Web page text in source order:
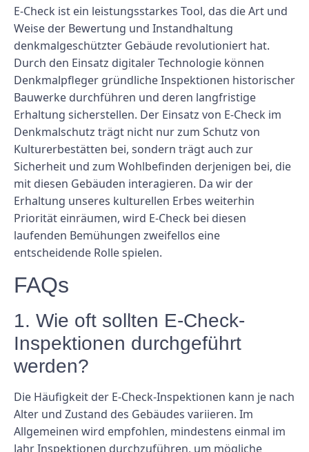
E-Check ist ein leistungsstarkes Tool, das die Art und
Weise der Bewertung und Instandhaltung
denkmalgeschützter Gebäude revolutioniert hat.
Durch den Einsatz digitaler Technologie können
Denkmalpfleger gründliche Inspektionen historischer
Bauwerke durchführen und deren langfristige
Erhaltung sicherstellen. Der Einsatz von E-Check im
Denkmalschutz trägt nicht nur zum Schutz von
Kulturerbestätten bei, sondern trägt auch zur
Sicherheit und zum Wohlbefinden derjenigen bei, die
mit diesen Gebäuden interagieren. Da wir der
Erhaltung unseres kulturellen Erbes weiterhin
Priorität einräumen, wird E-Check bei diesen
laufenden Bemühungen zweifellos eine
entscheidende Rolle spielen.
FAQs
1. Wie oft sollten E-Check-
Inspektionen durchgeführt
werden?
Die Häufigkeit der E-Check-Inspektionen kann je nach
Alter und Zustand des Gebäudes variieren. Im
Allgemeinen wird empfohlen, mindestens einmal im
Jahr Inspektionen durchzuführen, um mögliche